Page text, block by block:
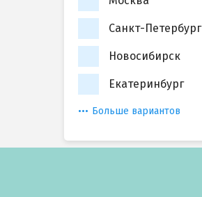
Санкт-Петербург
Новосибирск
Екатеринбург
Больше вариантов